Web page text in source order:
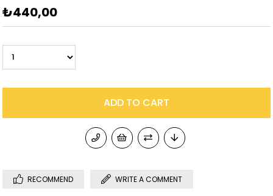
₺440,00
RECOMMEND WRITE A COMMENT